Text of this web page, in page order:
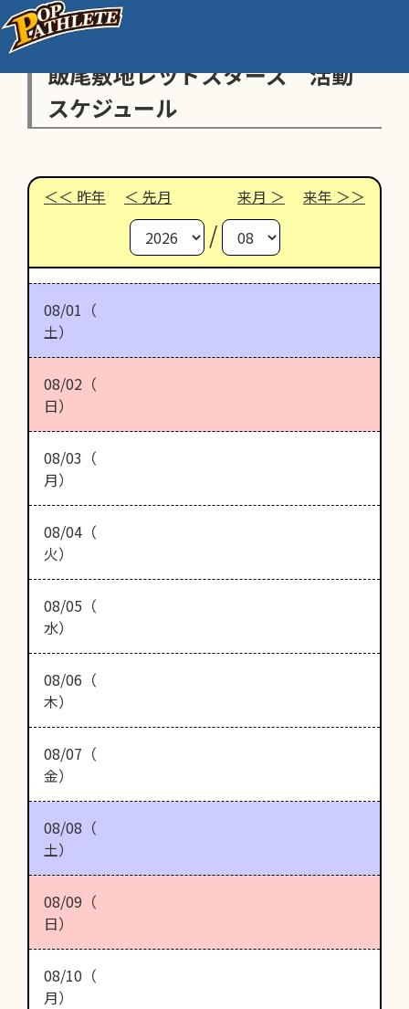
飯尾敷地レッドスターズ 活動
スケジュール
昨年 先月 来月 来年
/
08/01（
土）
08/02（
日）
08/03（
月）
08/04（
火）
08/05（
水）
08/06（
木）
08/07（
金）
08/08（
土）
08/09（
日）
08/10（
月）